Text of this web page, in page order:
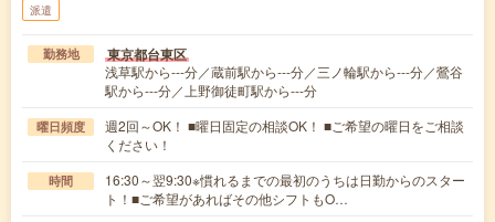
派遣
勤務地 東京都台東区
浅草駅から---分／蔵前駅から---分／三ノ輪駅から---分／鶯谷
駅から---分／上野御徒町駅から---分
曜日頻度
週2回～OK！ ■曜日固定の相談OK！ ■ご希望の曜日をご相談
ください！
時間
16:30～翌9:30※慣れるまでの最初のうちは日勤からのスター
ト！■ご希望があればその他シフトもO…